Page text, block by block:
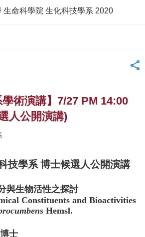
生命科學院 生化科技學系 2020
學術演講】7/27 PM 14:00
人公開演講)
技學系 博士候選人公開演講
與生物活性之探討
Constituents and Bioactivities
Hemsl.
士